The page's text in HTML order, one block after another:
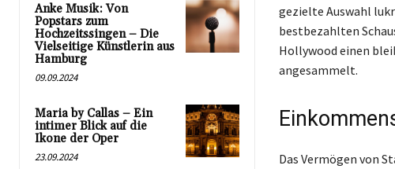
Anke Musik: Von
Popstars zum
Hochzeitssingen – Die
Vielseitige Künstlerin aus
Hamburg
09.09.2024
Maria by Callas – Ein
intimer Blick auf die
Ikone der Oper
23.09.2024
gezielte Auswahl
bestbezahlten
Hollywood einen
angesammelt.
Das Vermögen von